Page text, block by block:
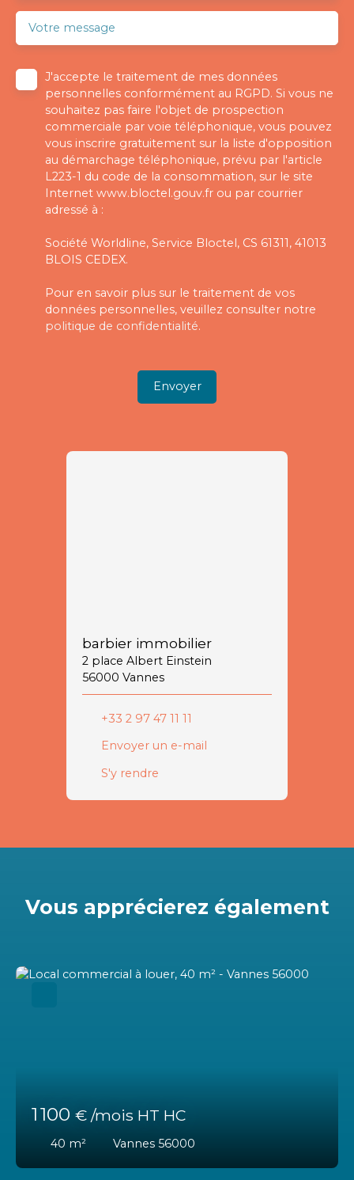
Votre message
J'accepte le traitement de mes données
personnelles conformément au RGPD. Si vous ne
souhaitez pas faire l'objet de prospection
commerciale par voie téléphonique, vous pouvez
vous inscrire gratuitement sur la liste d'opposition
au démarchage téléphonique, prévu par l'article
L223-1 du code de la consommation, sur le site
Internet www.bloctel.gouv.fr ou par courrier
adressé à :
Société Worldline, Service Bloctel, CS 61311, 41013
BLOIS CEDEX.
Pour en savoir plus sur le traitement de vos
données personnelles, veuillez consulter notre
politique de confidentialité.
Envoyer
barbier immobilier
2 place Albert Einstein
56000 Vannes
+33 2 97 47 11 11
Envoyer un e-mail
S'y rendre
Vous apprécierez également
1 100 € /mois HT HC
40 m² Vannes 56000